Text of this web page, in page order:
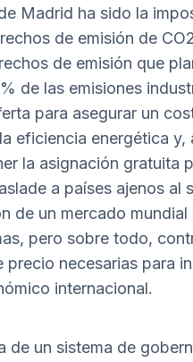
Madrid ha sido la
de emisión de
de emisión que
de las emisiones
para asegurar un
eficiencia energética y,
la asignación gratuita
a países ajenos al
de un mercado mundial
pero sobre todo,
necesarias para
internacional.
de un sistema de